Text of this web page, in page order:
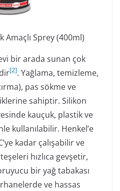
Amaçlı Sprey (400ml)
bir arada sunan çok
[2]. Yağlama, temizleme,
pas sökme ve
sahiptir. Silikon
kauçuk, plastik ve
kullanılabilir. Henkel’e
kadar çalışabilir ve
hızlıca gevşetir,
bir yağ tabakası
ve hassas